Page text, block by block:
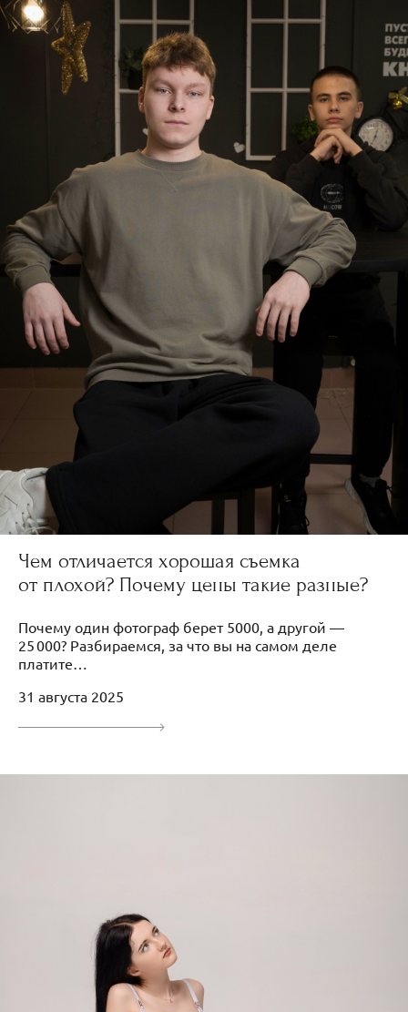
Чем отличается хорошая съемка
от плохой? Почему цены такие разные?
Почему один фотограф берет 5000, а другой —
25 000? Разбираемся, за что вы на самом деле
платите…
31 августа 2025